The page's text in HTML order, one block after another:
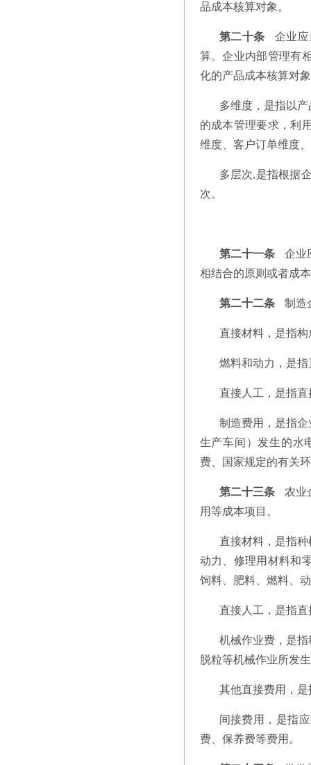
品成本核算对象。
第二十条
企业
算。企业内部管理有
化的产品成本核算对
多维度，是指以
的成本管理要求，利
维度、客户订单维度
多层次,是指根据
次。
第二十一条
企业
相结合的原则或者成
第二十二条 制造
直接材料，是指
燃料和动力，是
直接人工，是指
制造费用，是指
生产车间）发生的水
费、国家规定的有关
第二十三条
农业
用等成本项目。
直接材料，是指
动力、修理用材料和
饲料、肥料、燃料、
直接人工，是指
机械作业费，是
脱粒等机械作业所发
其他直接费用，
间接费用，是指
费、保养费等费用。